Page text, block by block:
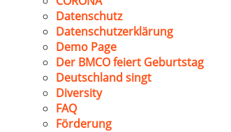
Datenschutz
Datenschutzerklärung
Demo Page
Der BMCO feiert Geburtstag
Deutschland singt
Diversity
FAQ
Förderung